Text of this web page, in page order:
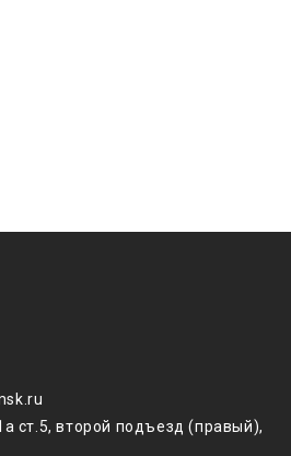
ст.5, второй подъезд (правый),